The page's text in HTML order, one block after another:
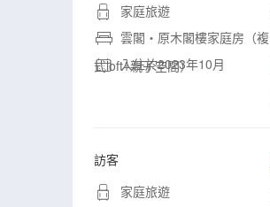
家庭旅遊
雲閣・原木閣樓家庭房（複
式loft+親子空間）
入住於2023年10月
訪客
家庭旅遊